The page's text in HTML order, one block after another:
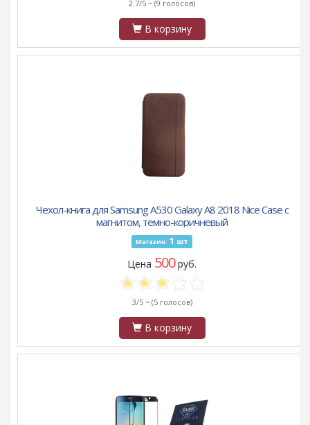
2.7/5 ~ (9 голосов)
В корзину
Чехол-книга для Samsung A530 Galaxy A8 2018 Nice Case с
магнитом, темно-коричневый
Магазин: 1 шт
Цена 500руб.
3/5 ~ (5 голосов)
В корзину